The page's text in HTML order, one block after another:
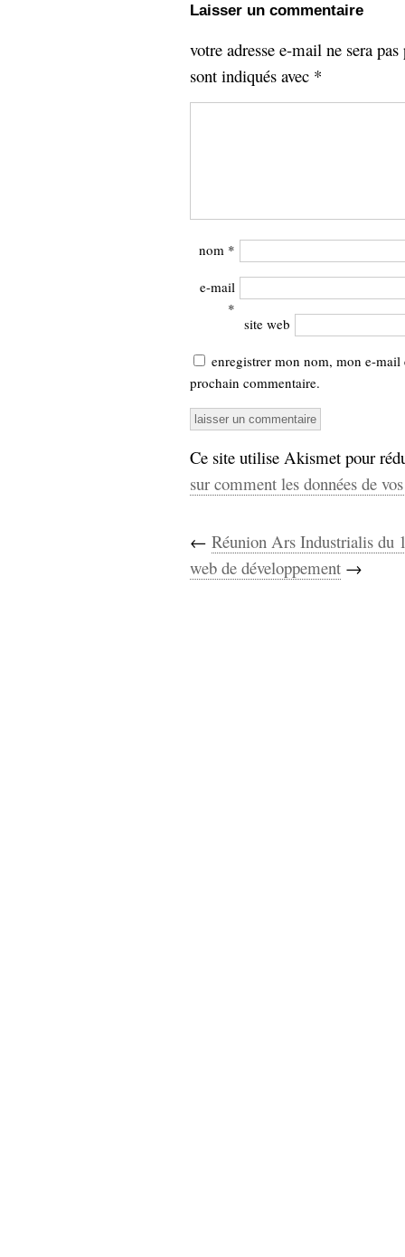
Laisser un commentaire
votre adresse e-mail ne sera
sont indiqués avec *
nom *
e-mail
*
site web
enregistrer mon nom, mon e-
prochain commentaire.
Ce site utilise Akismet pour
sur comment les données de
← Réunion Ars Industrialis du
web de développement →